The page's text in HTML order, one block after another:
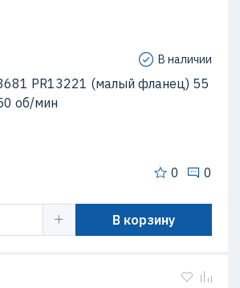
В наличии
PR13221 (малый фланец) 55
об/мин
0 0
В корзину